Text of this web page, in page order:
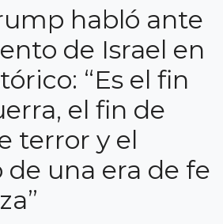
habló ante
de Israel en
“Es el fin
el fin de
terror y el
una era de fe